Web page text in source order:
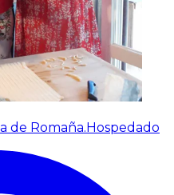
de Romaña.Hospedado